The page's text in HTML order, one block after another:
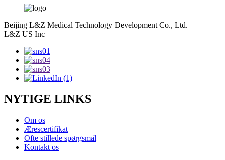
Beijing L&Z Medical Technology Development Co., Ltd.
L&Z US Inc
NYTIGE LINKS
Om os
Ærescertifikat
Ofte stillede spørgsmål
Kontakt os